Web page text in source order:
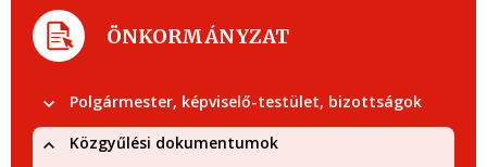
ÖNKORMÁNYZAT
Polgármester, képviselő-testület, bizottságok
Közgyűlési dokumentumok